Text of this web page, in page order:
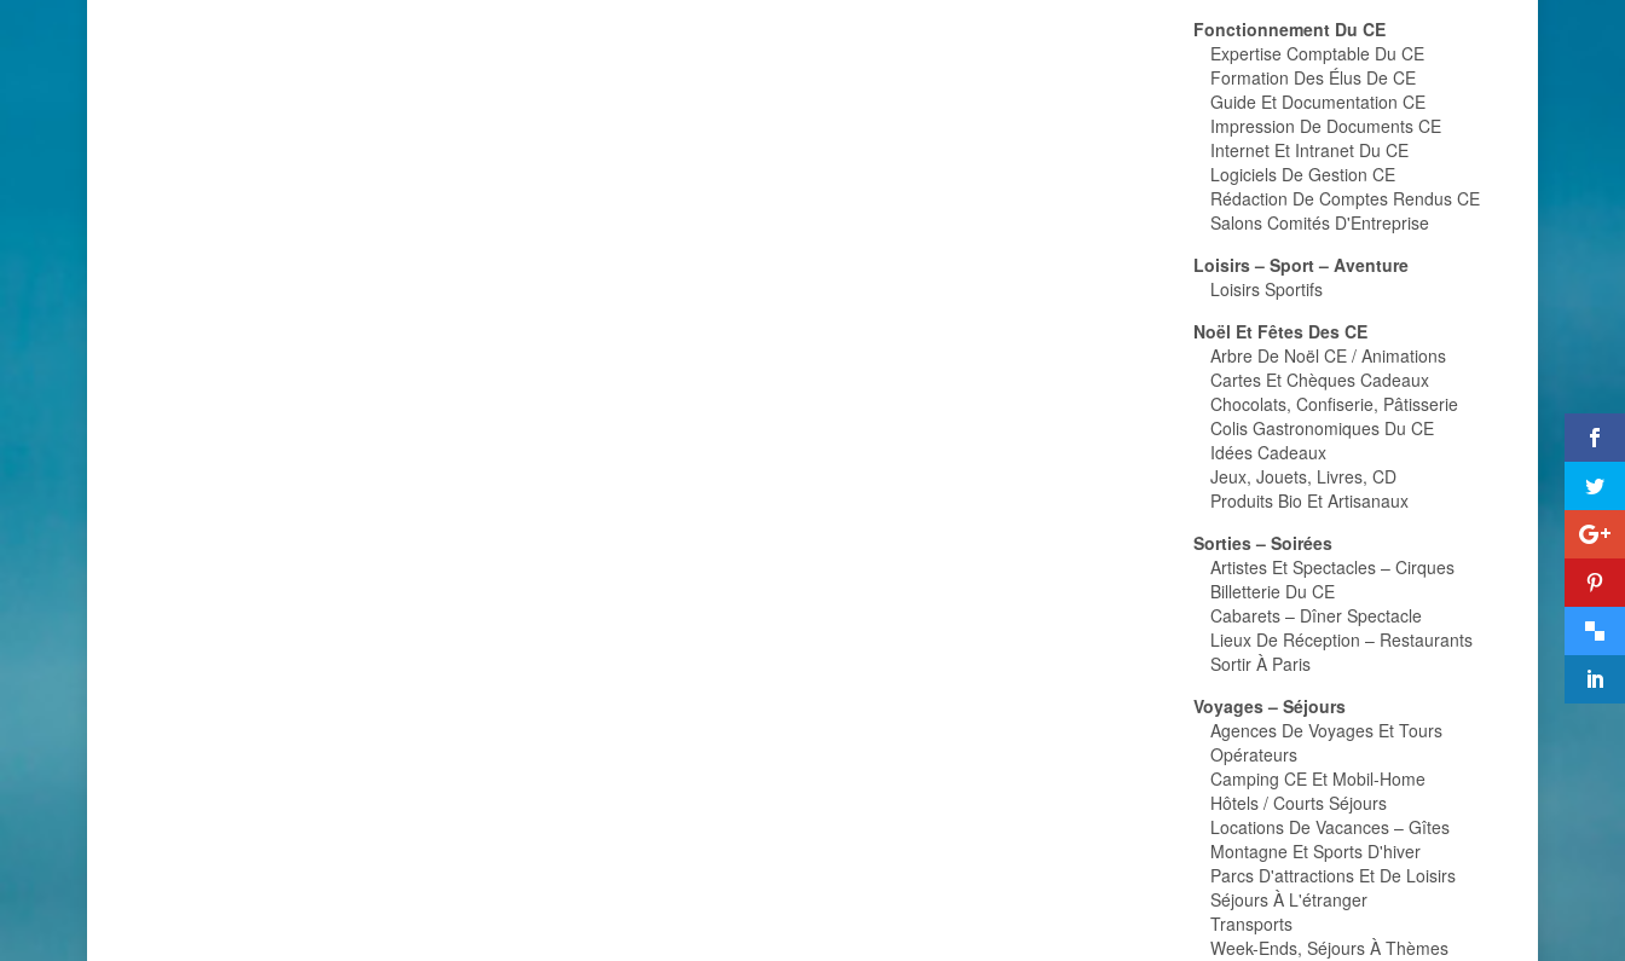
Fonctionnement Du CE
Expertise Comptable Du CE
Formation Des Élus De CE
Guide Et Documentation CE
Impression De Documents CE
Internet Et Intranet Du CE
Logiciels De Gestion CE
Rédaction De Comptes Rendus CE
Salons Comités D'Entreprise
Loisirs – Sport – Aventure
Loisirs Sportifs
Noël Et Fêtes Des CE
Arbre De Noël CE / Animations
Cartes Et Chèques Cadeaux
Chocolats, Confiserie, Pâtisserie
Colis Gastronomiques Du CE
Idées Cadeaux
Jeux, Jouets, Livres, CD
Produits Bio Et Artisanaux
Sorties – Soirées
Artistes Et Spectacles – Cirques
Billetterie Du CE
Cabarets – Dîner Spectacle
Lieux De Réception – Restaurants
Sortir À Paris
Voyages – Séjours
Agences De Voyages Et Tours
Opérateurs
Camping CE Et Mobil-Home
Hôtels / Courts Séjours
Locations De Vacances – Gîtes
Montagne Et Sports D'hiver
Parcs D'attractions Et De Loisirs
Séjours À L'étranger
Transports
Week-Ends, Séjours À Thèmes